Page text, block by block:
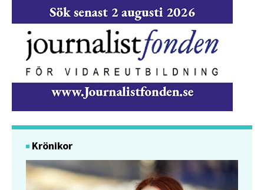
Krönikor